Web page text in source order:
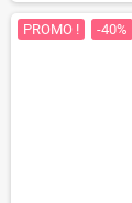
PROMO ! -40%